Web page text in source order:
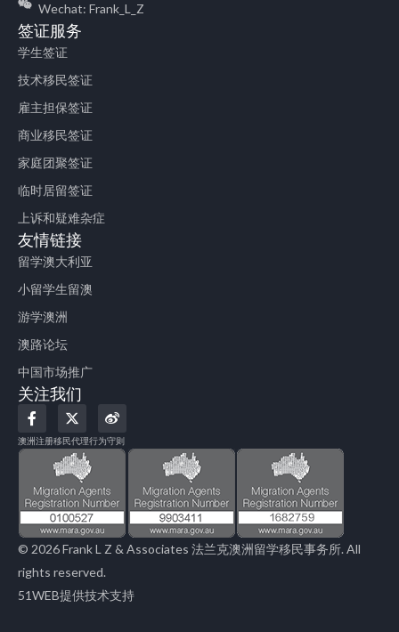
Wechat: Frank_L_Z
签证服务
学生签证
技术移民签证
雇主担保签证
商业移民签证
家庭团聚签证
临时居留签证
上诉和疑难杂症
友情链接
留学澳大利亚
小留学生留澳
游学澳洲
澳路论坛
中国市场推广
关注我们
F
a
c
e
o
k
-
f
X
-
t
w
i
t
t
e
r
W
e
i
b
澳洲注册移民代理行为守则
© 2026 Frank L Z & Associates 法兰克澳洲留学移民事务所. All
rights reserved.
51WEB提供技术支持